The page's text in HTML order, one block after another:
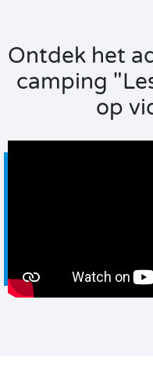
Ontdek het
camping
op